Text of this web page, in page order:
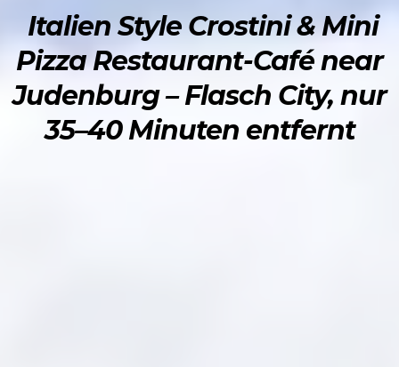
Italien Style Crostini & Mini
Pizza Restaurant-Café near
Judenburg – Flasch City, nur
35–40 Minuten entfernt